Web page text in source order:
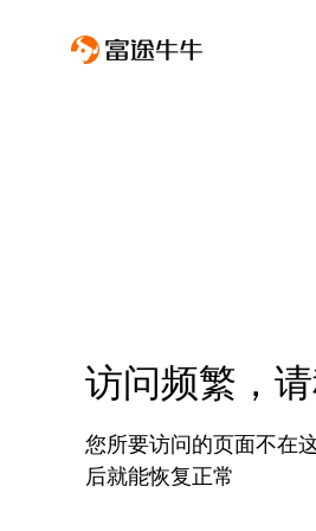
访问频繁，
您所要访问的页面不在
后就能恢复正常